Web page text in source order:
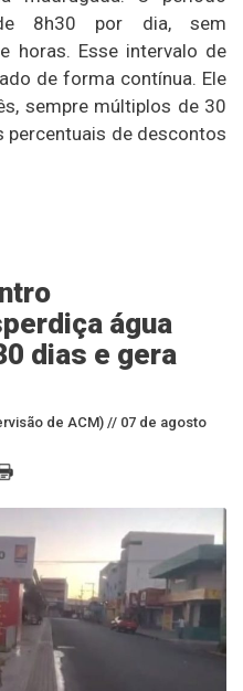
de 8h30 por dia, sem
horas. Esse intervalo de
de forma contínua. Ele
sempre múltiplos de 30
percentuais de descontos
água
dias e gera
de ACM) // 07 de agosto